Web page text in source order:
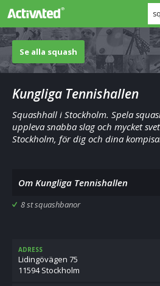
Se alla squash
Kungliga Tennishallen
Squashhall i Stockholm. Spela
uppleva snabba slag och mycket
Stockholm, för dig och dina
Om Kungliga Tennishallen
8 st squashbanor
ADRESS
Lidingövägen 75
11594 Stockholm